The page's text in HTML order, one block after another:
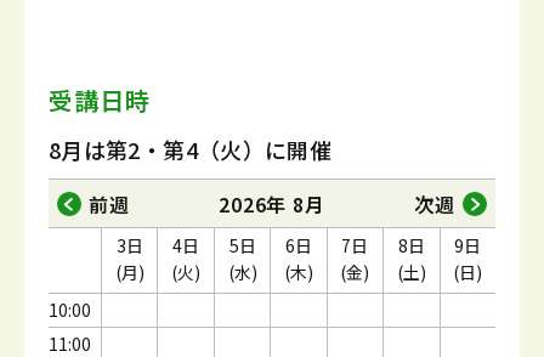
受講日時
8月は第2・第4（火）に開催
前週 2026年 8月 次週
10:00
11:00
3日
(月)
4日
(火)
5日
(水)
6日
(木)
7日
(金)
8日
(土)
9日
(日)